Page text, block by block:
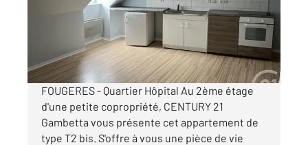
Appartement T2 à louer
450 €
par mois charges comprises
FOUGERES - Quartier Hôpital Au 2ème étage
d'une petite copropriété, CENTURY 21
Gambetta vous présente cet appartement de
type T2 bis. S'offre à vous une pièce de vie